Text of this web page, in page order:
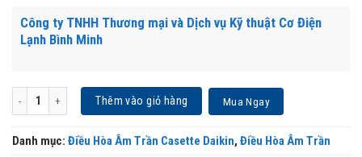
Công ty TNHH Thương mại và Dịch vụ Kỹ thuật Cơ Điện
Lạnh Bình Minh
Điều Hòa Âm Trần Casette Daikin 1 Chiều 30.000 BTU (FCNQ30MV1/
Thêm vào giỏ hàng Mua Ngay
Danh mục: Điều Hòa Âm Trần Casette Daikin, Điều Hòa Âm Trần